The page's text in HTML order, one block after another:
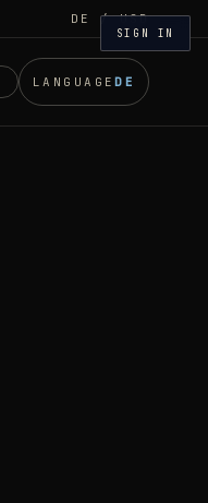
DE / USD
LANGUAGE DE
SIGN IN